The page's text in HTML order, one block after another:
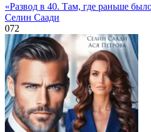
«Развод в 40. Там, где раньше
Селин Саади
072